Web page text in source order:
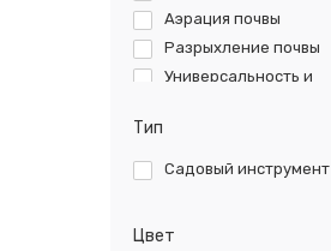
Аэрация почвы
Разрыхление почвы
Универсальность и
рабочих частей и
ручек
Антикоррозийное
Тип
Садовый инструмент
Цвет